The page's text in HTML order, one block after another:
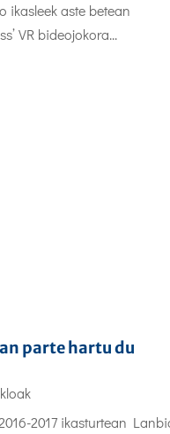
ikasleek aste betean
VR bideojokora...
parte hartu du
2017 ikasturtean